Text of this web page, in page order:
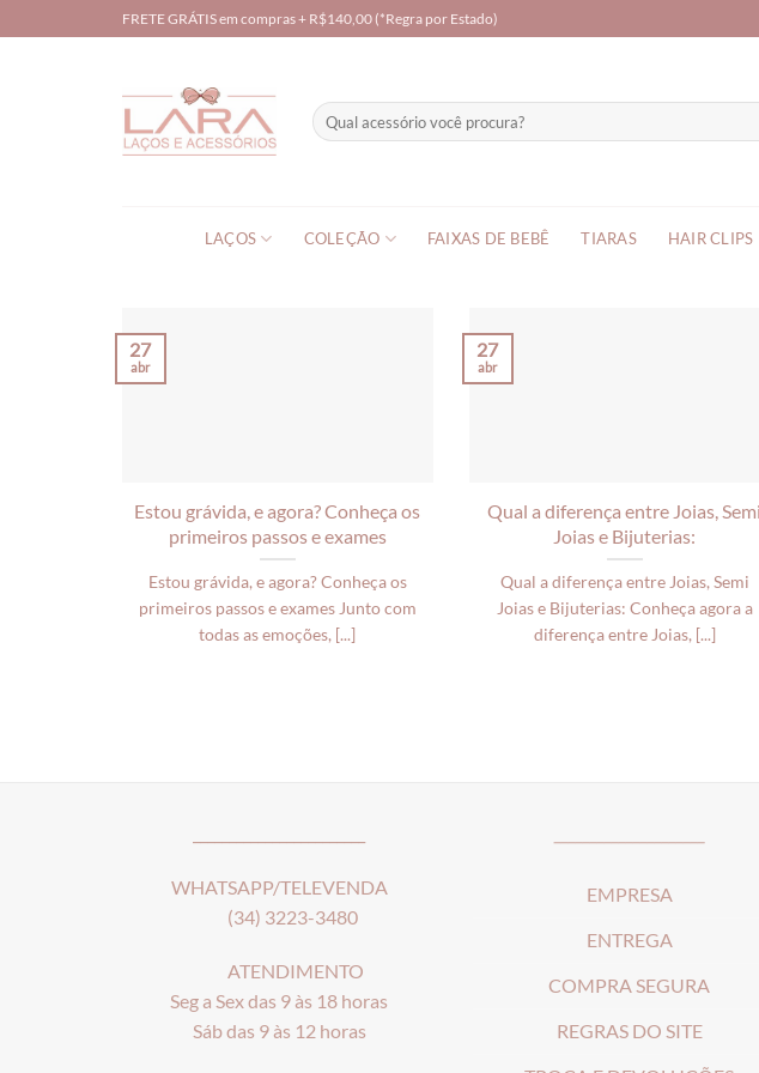
to
FRETE GRÁTIS em compras + R$140,00 (*Regra por Estado)
Pesquisar
por:
LAÇOS COLEÇÃO FAIXAS DE BEBÊ TIARAS HAIR CLIPS
Estou grávida, e agora? Conheça os
primeiros passos e exames
Estou grávida, e agora? Conheça os
primeiros passos e exames Junto com
todas as emoções, [...]
27
abr
Qual a diferença entre Joias, Semi
Joias e Bijuterias:
Qual a diferença entre Joias, Semi
Joias e Bijuterias: Conheça agora a
diferença entre Joias, [...]
27
abr
WHATSAPP/TELEVENDA
(34) 3223-3480
ATENDIMENTO
Seg a Sex das 9 às 18 horas
Sáb das 9 às 12 horas
EMPRESA
ENTREGA
COMPRA SEGURA
REGRAS DO SITE